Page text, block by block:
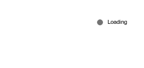
തൃശൂരിൽ പുറത്തിറക്കി; മൈജി